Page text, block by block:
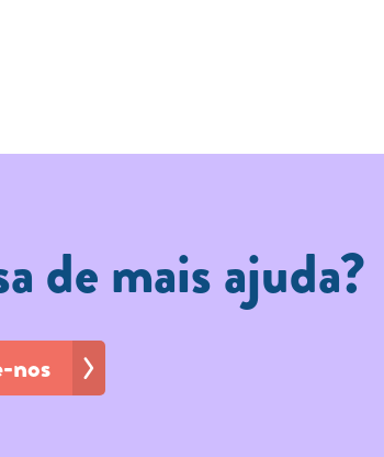
de mais ajuda?
nos